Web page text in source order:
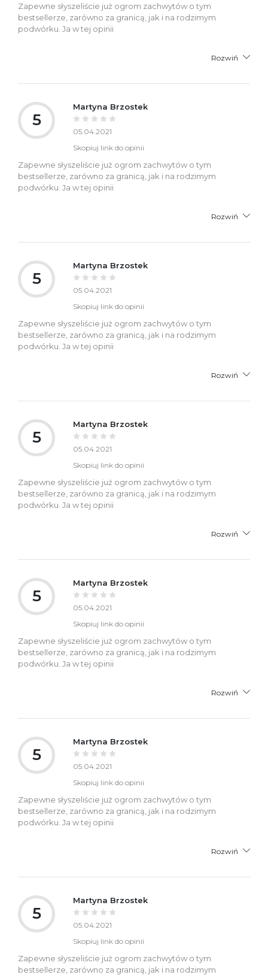
Zapewne słyszeliście już ogrom zachwytów o tym
bestsellerze, zarówno za granicą, jak i na rodzimym
podwórku. Ja w tej opinii
Rozwiń
5
Martyna Brzostek
05.04.2021
Skopiuj link do opinii
Zapewne słyszeliście już ogrom zachwytów o tym
bestsellerze, zarówno za granicą, jak i na rodzimym
podwórku. Ja w tej opinii
Rozwiń
5
Martyna Brzostek
05.04.2021
Skopiuj link do opinii
Zapewne słyszeliście już ogrom zachwytów o tym
bestsellerze, zarówno za granicą, jak i na rodzimym
podwórku. Ja w tej opinii
Rozwiń
5
Martyna Brzostek
05.04.2021
Skopiuj link do opinii
Zapewne słyszeliście już ogrom zachwytów o tym
bestsellerze, zarówno za granicą, jak i na rodzimym
podwórku. Ja w tej opinii
Rozwiń
5
Martyna Brzostek
05.04.2021
Skopiuj link do opinii
Zapewne słyszeliście już ogrom zachwytów o tym
bestsellerze, zarówno za granicą, jak i na rodzimym
podwórku. Ja w tej opinii
Rozwiń
5
Martyna Brzostek
05.04.2021
Skopiuj link do opinii
Zapewne słyszeliście już ogrom zachwytów o tym
bestsellerze, zarówno za granicą, jak i na rodzimym
podwórku. Ja w tej opinii
Rozwiń
5
Martyna Brzostek
05.04.2021
Skopiuj link do opinii
Zapewne słyszeliście już ogrom zachwytów o tym
bestsellerze, zarówno za granicą, jak i na rodzimym